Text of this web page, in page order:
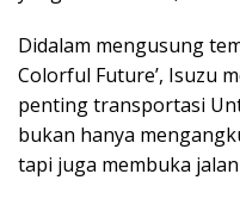
Didalam mengusung
Colorful Future’, Isuzu
penting transportasi
bukan hanya
tapi juga membuka